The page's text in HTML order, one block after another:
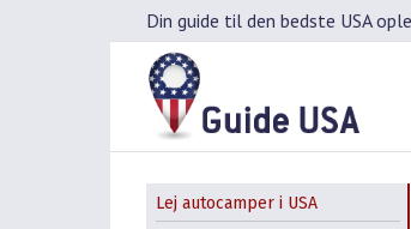
Din guide til den bedste USA
Lej autocamper i USA